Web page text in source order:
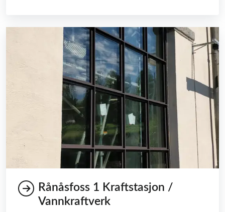
Rånåsfoss 1 Kraftstasjon /
Vannkraftverk